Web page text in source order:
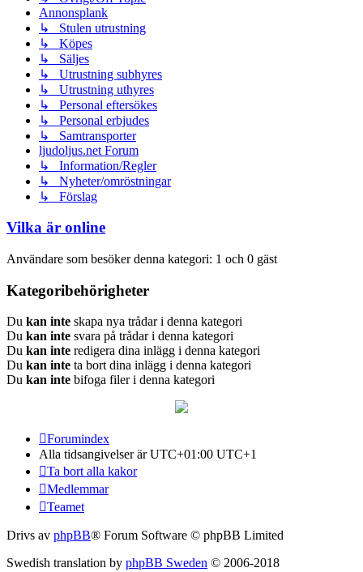
Annonsplank
↳ Stulen utrustning
↳ Köpes
↳ Säljes
↳ Utrustning subhyres
↳ Utrustning uthyres
↳ Personal eftersökes
↳ Personal erbjudes
↳ Samtransporter
ljudoljus.net Forum
↳ Information/Regler
↳ Nyheter/omröstningar
↳ Förslag
Vilka är online
Användare som besöker denna kategori: 1 och 0 gäst
Kategoribehörigheter
Du kan inte skapa nya trådar i denna kategori
Du kan inte svara på trådar i denna kategori
Du kan inte redigera dina inlägg i denna kategori
Du kan inte ta bort dina inlägg i denna kategori
Du kan inte bifoga filer i denna kategori
Forumindex
Alla tidsangivelser är UTC+01:00 UTC+1
Ta bort alla kakor
Medlemmar
Teamet
Drivs av phpBB® Forum Software © phpBB Limited
Swedish translation by phpBB Sweden © 2006-2018